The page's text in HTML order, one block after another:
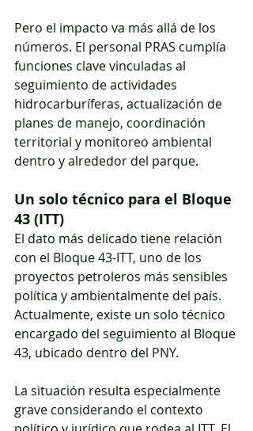
Pero el impacto va más allá de los
números. El personal PRAS cumplía
funciones clave vinculadas al
seguimiento de actividades
hidrocarburíferas, actualización de
planes de manejo, coordinación
territorial y monitoreo ambiental
dentro y alrededor del parque.
Un solo técnico para el Bloque
43 (ITT)
El dato más delicado tiene relación
con el Bloque 43-ITT, uno de los
proyectos petroleros más sensibles
política y ambientalmente del país.
Actualmente, existe un solo técnico
encargado del seguimiento al Bloque
43, ubicado dentro del PNY.
La situación resulta especialmente
grave considerando el contexto